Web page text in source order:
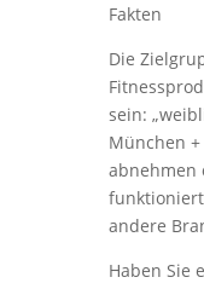
Fakten
Die
sein:
München +
abnehmen
andere
Haben Sie